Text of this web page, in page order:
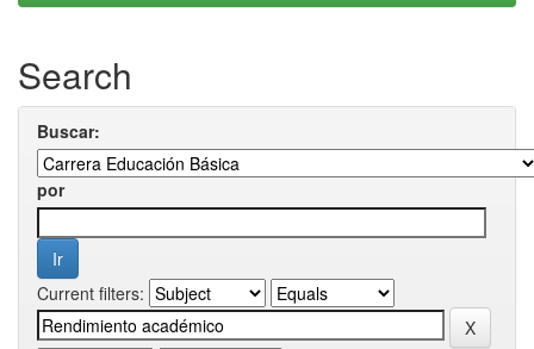
Search
Buscar:
por
Current filters: